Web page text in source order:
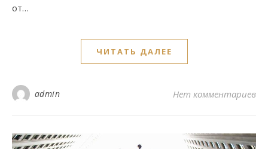
от…
ЧИТАТЬ ДАЛЕЕ
admin Нет комментариев